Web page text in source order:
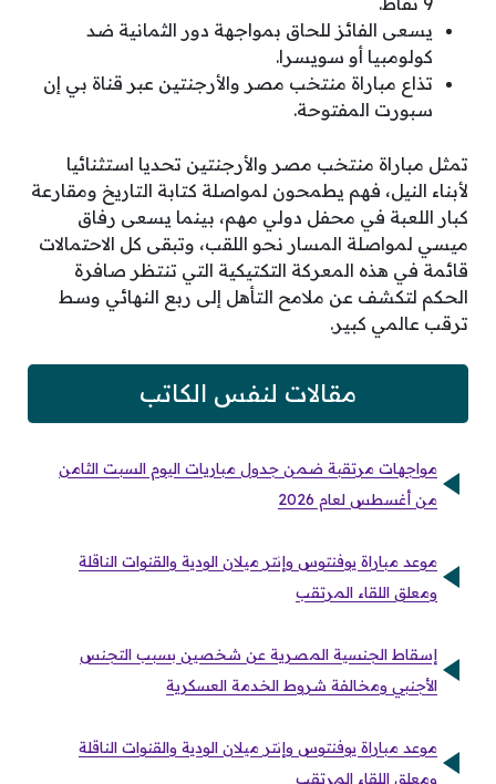
يسعى الفائز للحاق بمواجهة دور الثمانية ضد
كولومبيا أو سويسرا.
تذاع مباراة منتخب مصر والأرجنتين عبر قناة بي إن
سبورت المفتوحة.
تمثل مباراة منتخب مصر والأرجنتين تحديا استثنائيا
لأبناء النيل، فهم يطمحون لمواصلة كتابة التاريخ ومقارعة
كبار اللعبة في محفل دولي مهم، بينما يسعى رفاق
ميسي لمواصلة المسار نحو اللقب، وتبقى كل الاحتمالات
قائمة في هذه المعركة التكتيكية التي تنتظر صافرة
الحكم لتكشف عن ملامح التأهل إلى ربع النهائي وسط
ترقب عالمي كبير.
مقالات لنفس الكاتب
مواجهات مرتقبة ضمن جدول مباريات اليوم السبت الثامن
من أغسطس لعام 2026
موعد مباراة يوفنتوس وإنتر ميلان الودية والقنوات الناقلة
ومعلق اللقاء المرتقب
إسقاط الجنسية المصرية عن شخصين بسبب التجنس
الأجنبي ومخالفة شروط الخدمة العسكرية
موعد مباراة يوفنتوس وإنتر ميلان الودية والقنوات الناقلة
ومعلق اللقاء المرتقب